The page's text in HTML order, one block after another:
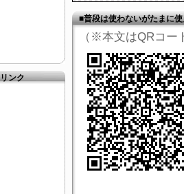
■普段は使わないがたまに
（※本文はQRコー
ンク